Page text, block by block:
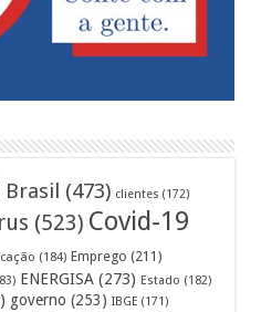
Brasil (473) clientes (172)
(523) Covid-19
(184) Emprego (211)
ENERGISA (273) Estado (182)
governo (253) IBGE (171)